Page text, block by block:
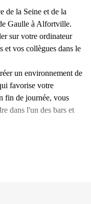
de la Seine et de la
Gaulle à Alfortville.
sur votre ordinateur
et vos collègues dans le
un environnement de
favorise votre
fin de journée, vous
dans l'un des bars et